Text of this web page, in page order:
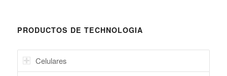
PRODUCTOS DE TECHNOLOGIA
Celulares